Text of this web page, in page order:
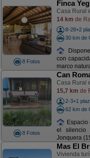
8 Fotos
Finca
Casa Rural
14 km de
8-28+2
30 km de
con
marco
8 Fotos
Can
Casa Rural
15,7 km de
2-3+1
62 km de
Espacio
el silencio
Jonquera
Mas El
Vivienda